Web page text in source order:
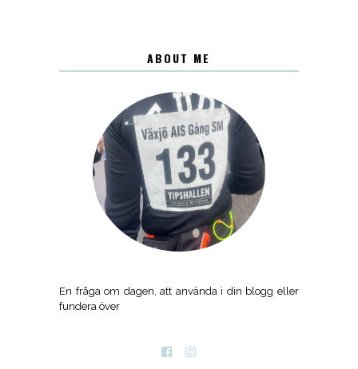
ABOUT ME
En fråga om dagen, att använda i din blogg eller
fundera över